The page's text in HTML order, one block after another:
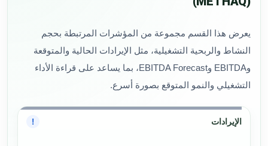
يعرض هذا القسم مجموعة من المؤشرات المرتبطة بحجم
النشاط والربحية التشغيلية، مثل الإيرادات الحالية والمتوقعة
وEBITDA وEBITDA Forecast، بما يساعد على قراءة الأداء
التشغيلي والنمو المتوقع بصورة أسرع.
الإيرادات !